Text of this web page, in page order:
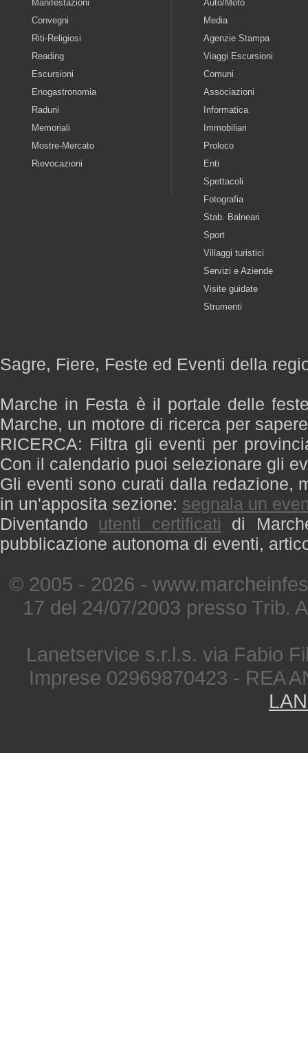
Manifestazioni
Convegni
Riti-Religiosi
Reading
Escursioni
Enogastronomia
Raduni
Memoriali
Mostre-Mercato
Rievocazioni
Auto/Moto
Media
Agenzie Stampa
Viaggi Escursioni
Comuni
Associazioni
Informatica
Immobiliari
Proloco
Enti
Spettacoli
Fotografia
Stab. Balneari
Sport
Villaggi turistici
Servizi e Aziende
Visite guidate
Strumenti
Sagre, Fiere, Feste ed Eventi della
Marche in Festa è il portale delle
Marche, un motore di ricerca per
RICERCA: Filtra gli eventi per
Con il calendario puoi selezionare gli
Gli eventi sono curati dalla redazione,
in un'apposita sezione: segnala un
Diventando utenti certificati di
pubblicazione autonoma di eventi,
© 2005 - 2026 -
17 del 24/07/2003 presso Trib.
Lanetservice s.r.l.s. via Fabio
Imprese 02969870423 - REA